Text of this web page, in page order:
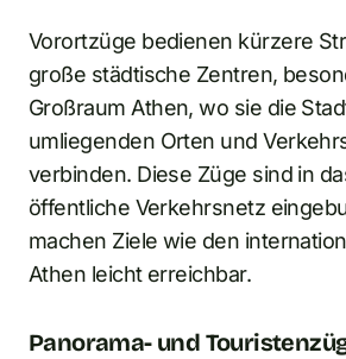
Vorortzüge bedienen kürzere
große städtische Zentren,
Großraum Athen, wo sie die
umliegenden Orten und
verbinden. Diese Züge sind in
öffentliche Verkehrsnetz
machen Ziele wie den
Athen leicht erreichbar.
Panorama- und